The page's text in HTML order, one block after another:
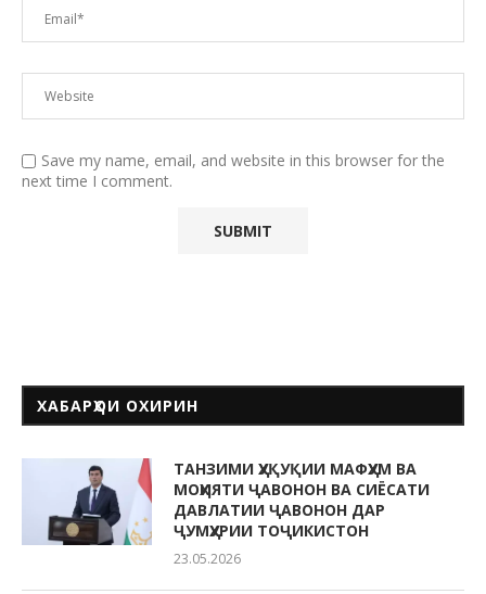
Save my name, email, and website in this browser for the
next time I comment.
ХАБАРҲОИ ОХИРИН
ТАНЗИМИ ҲУҚУҚИИ МАФҲУМ ВА
МОҲИЯТИ ҶАВОНОН ВА СИЁСАТИ
ДАВЛАТИИ ҶАВОНОН ДАР
ҶУМҲУРИИ ТОҶИКИСТОН
23.05.2026